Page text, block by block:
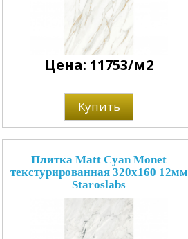
Цена: 11753/м2
Купить
Плитка Matt Cyan Monet
текстурированная 320x160 12мм
Staroslabs